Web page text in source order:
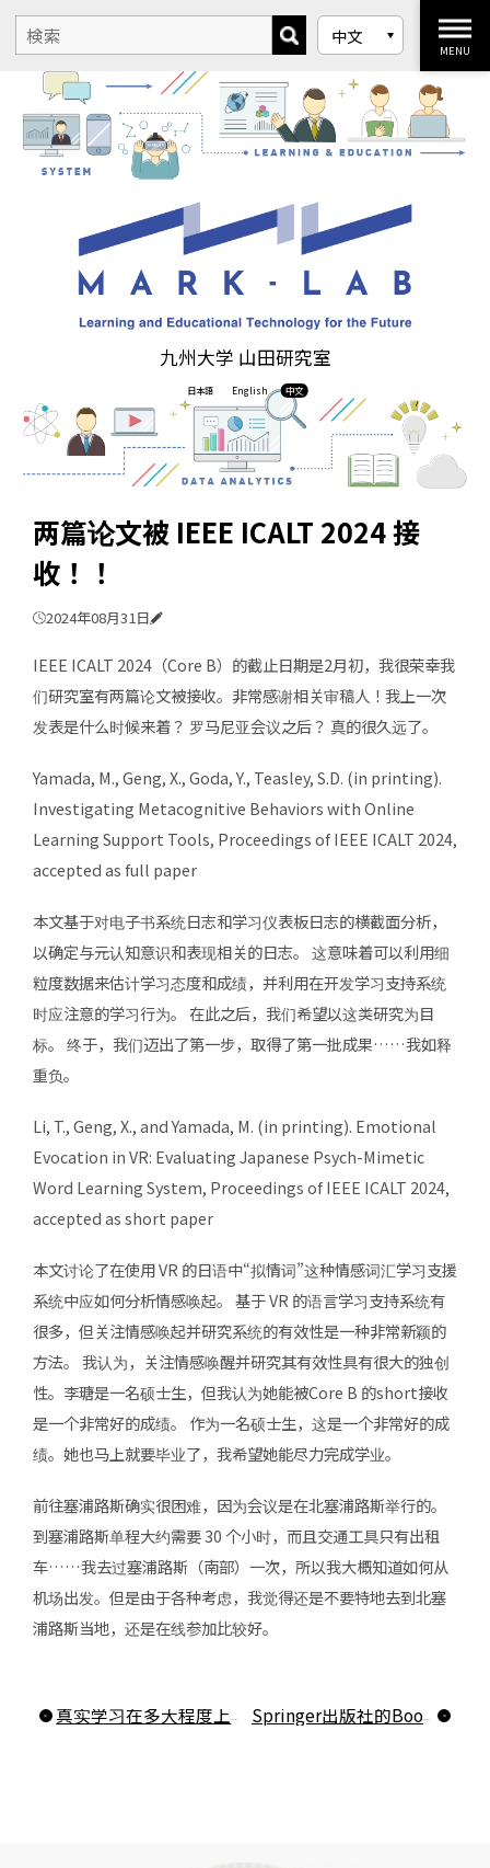
九州大学 山田研究室
日本語 English 中文
MENU
两篇论文被 IEEE ICALT 2024 接
收！！
2024年08月31日
IEEE ICALT 2024（Core B）的截止日期是2月初，我很荣幸我
们研究室有两篇论文被接收。非常感谢相关审稿人！我上一次
发表是什么时候来着？ 罗马尼亚会议之后？ 真的很久远了。
Yamada, M., Geng, X., Goda, Y., Teasley, S.D. (in printing).
Investigating Metacognitive Behaviors with Online
Learning Support Tools, Proceedings of IEEE ICALT 2024,
accepted as full paper
本文基于对电子书系统日志和学习仪表板日志的横截面分析，
以确定与元认知意识和表现相关的日志。 这意味着可以利用细
粒度数据来估计学习态度和成绩，并利用在开发学习支持系统
时应注意的学习行为。 在此之后，我们希望以这类研究为目
标。 终于，我们迈出了第一步，取得了第一批成果……我如释
重负。
Li, T., Geng, X., and Yamada, M. (in printing). Emotional
Evocation in VR: Evaluating Japanese Psych-Mimetic
Word Learning System, Proceedings of IEEE ICALT 2024,
accepted as short paper
本文讨论了在使用 VR 的日语中“拟情词”这种情感词汇学习支援
系统中应如何分析情感唤起。 基于 VR 的语言学习支持系统有
很多，但关注情感唤起并研究系统的有效性是一种非常新颖的
方法。 我认为，关注情感唤醒并研究其有效性具有很大的独创
性。李瑭是一名硕士生，但我认为她能被Core B 的short接收
是一个非常好的成绩。 作为一名硕士生，这是一个非常好的成
绩。她也马上就要毕业了，我希望她能尽力完成学业。
前往塞浦路斯确实很困难，因为会议是在北塞浦路斯举行的。
到塞浦路斯单程大约需要 30 个小时，而且交通工具只有出租
车……我去过塞浦路斯（南部）一次，所以我大概知道如何从
机场出发。但是由于各种考虑，我觉得还是不要特地去到北塞
浦路斯当地，还是在线参加比较好。
真实学习在多大程度上是真实的？ Springer出版社的Book Chapter出版了